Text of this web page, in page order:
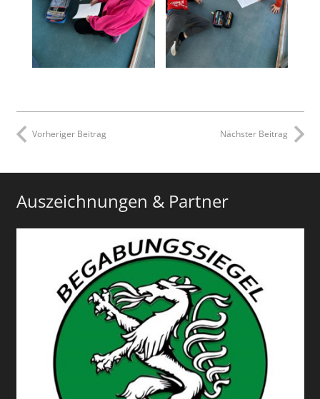
Vorheriger Beitrag Nächster Beitrag
Auszeichnungen & Partner